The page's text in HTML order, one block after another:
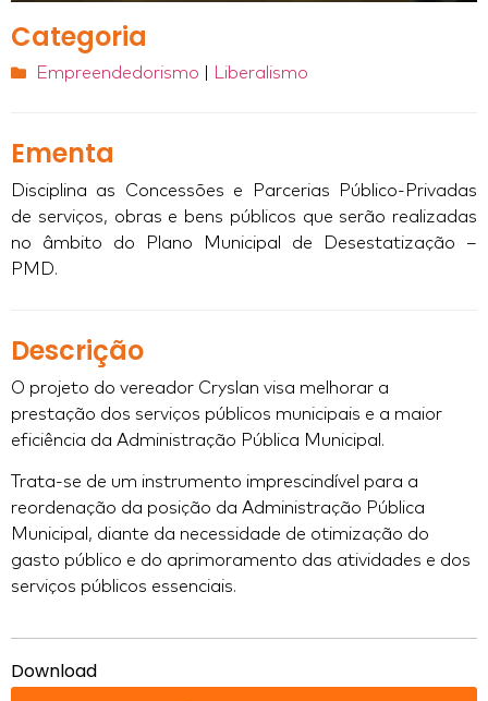
Categoria
Empreendedorismo Liberalismo
Ementa
Disciplina as Concessões e Parcerias Público-Privadas
de serviços, obras e bens públicos que serão realizadas
no âmbito do Plano Municipal de Desestatização –
PMD.
Descrição
O projeto do vereador Cryslan visa melhorar a
prestação dos serviços públicos municipais e a maior
eficiência da Administração Pública Municipal.
Trata-se de um instrumento imprescindível para a
reordenação da posição da Administração Pública
Municipal, diante da necessidade de otimização do
gasto público e do aprimoramento das atividades e dos
serviços públicos essenciais.
Download